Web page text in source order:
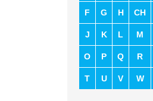
F G H CH
J K L M
O P Q R
T U V W